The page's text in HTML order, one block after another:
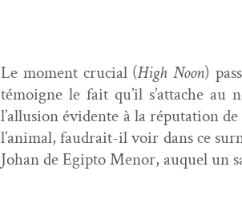
Le moment cru­cial (High Noon)
témoigne le fait qu’il s’attache au
l’allusion évi­dente à la répu­ta­tion
l’animal, faudrait-il voir dans ce
Johan de Egip­to Menor, auquel un